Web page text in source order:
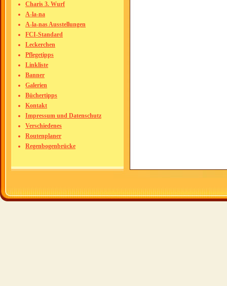
Charis 3. Wurf
A-la-na
A-la-nas Ausstellungen
FCI-Standard
Leckerchen
Pflegetipps
Linkliste
Banner
Galerien
Büchertipps
Kontakt
Impressum und Datenschutz
Verschiedenes
Routenplaner
Regenbogenbrücke